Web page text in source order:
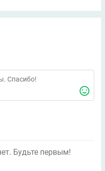
Будьте первым!